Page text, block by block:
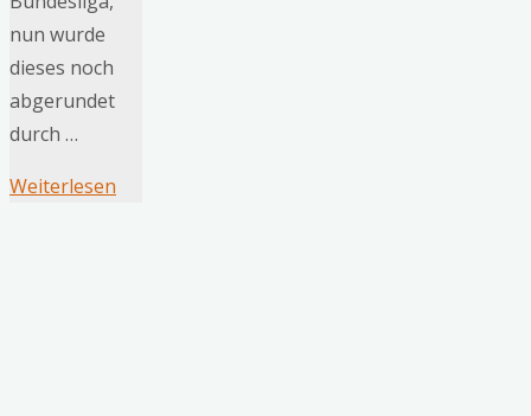
nun wurde
dieses noch
abgerundet
durch …
Weiterlesen